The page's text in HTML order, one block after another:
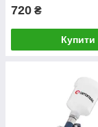
720 ₴
Купити